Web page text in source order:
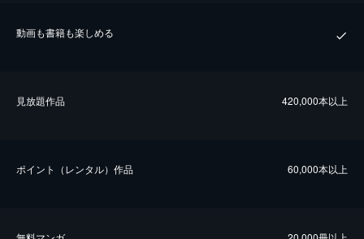
動画も書籍も楽しめる
⾒放題作品 420,000本以上
ポイント（レンタル）作品 60,000本以上